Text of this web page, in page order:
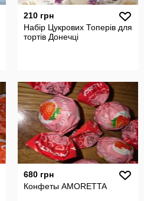
210 грн
Набір Цукрових Топерів для
тортів Донечці
680 грн
Конфеты AMORETTA